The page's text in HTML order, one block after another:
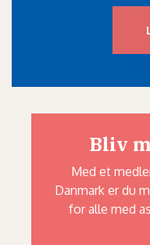
Bliv
Med et
Danmark er du
for alle med